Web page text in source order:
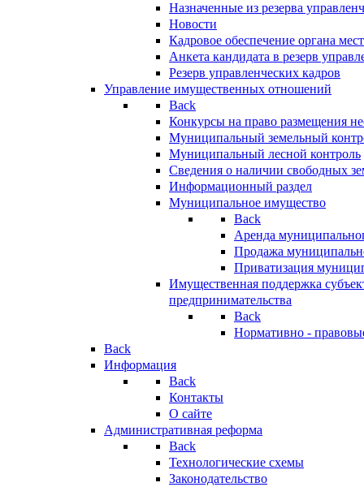
Назначенные из резерва
Новости
Кадровое обеспечение органа
Анкета кандидата в резерв
Резерв управленческих кадров
Управление имущественных отношений
Back
Конкурсы на право размещения
Муниципальный земельный
Муниципальный лесной контроль
Сведения о наличии свободных
Информационный раздел
Муниципальное имущество
Back
Аренда
Продажа
Приватизация
Имущественная поддержка
предпринимательства
Back
Нормативно -
Back
Информация
Back
Контакты
О сайте
Административная реформа
Back
Технологические схемы
Законодательство